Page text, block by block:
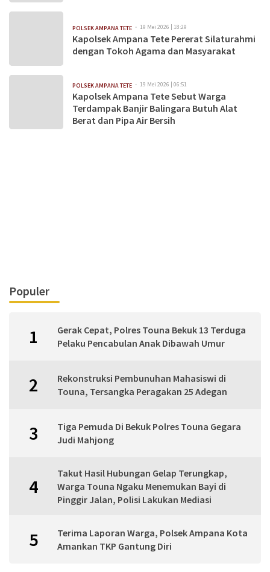
POLSEK AMPANA TETE 19 Mei 2026 | 18:29
Kapolsek Ampana Tete Pererat Silaturahmi
dengan Tokoh Agama dan Masyarakat
POLSEK AMPANA TETE 19 Mei 2026 | 06:51
Kapolsek Ampana Tete Sebut Warga
Terdampak Banjir Balingara Butuh Alat
Berat dan Pipa Air Bersih
Populer
1
Gerak Cepat, Polres Touna Bekuk 13 Terduga
Pelaku Pencabulan Anak Dibawah Umur
2
Rekonstruksi Pembunuhan Mahasiswi di
Touna, Tersangka Peragakan 25 Adegan
3
Tiga Pemuda Di Bekuk Polres Touna Gegara
Judi Mahjong
4
Takut Hasil Hubungan Gelap Terungkap,
Warga Touna Ngaku Menemukan Bayi di
Pinggir Jalan, Polisi Lakukan Mediasi
5
Terima Laporan Warga, Polsek Ampana Kota
Amankan TKP Gantung Diri